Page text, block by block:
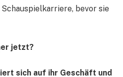
bevor sie
jetzt?
sich auf ihr Geschäft und